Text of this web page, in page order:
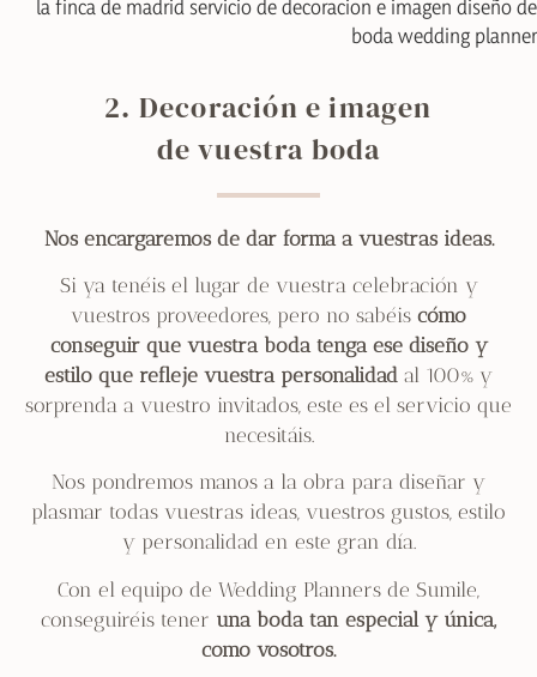
2. Decoración e imagen
de vuestra boda
Nos encargaremos de dar forma a vuestras ideas.
Si ya tenéis el lugar de vuestra celebración y
vuestros proveedores, pero no sabéis cómo
conseguir que vuestra boda tenga ese diseño y
estilo que refleje vuestra personalidad al 100% y
sorprenda a vuestro invitados, este es el servicio que
necesitáis.
Nos pondremos manos a la obra para diseñar y
plasmar todas vuestras ideas, vuestros gustos, estilo
y personalidad en este gran día.
Con el equipo de Wedding Planners de Sumile,
conseguiréis tener una boda tan especial y única,
como vosotros.